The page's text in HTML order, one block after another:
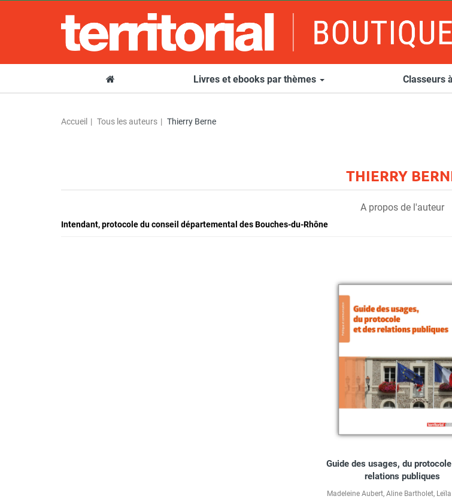
Livres et ebooks par thèmes Classeurs
Accueil Tous les auteurs Thierry Berne
THIERRY
A propos de l'auteur
Intendant, protocole du conseil départemental des Bouches-du-Rhône
Guide des usages, du
relations publiques
Madeleine Aubert, Aline Bartholet,